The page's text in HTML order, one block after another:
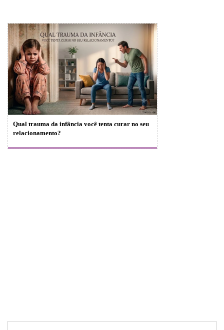
Qual trauma da infância você tenta curar no seu
relacionamento?